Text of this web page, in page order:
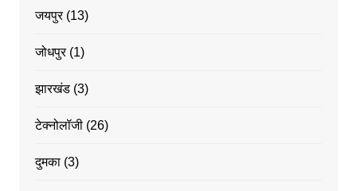
जयपुर(13)
जोधपुर(1)
झारखंड(3)
टेक्नोलॉजी(26)
दुमका(3)